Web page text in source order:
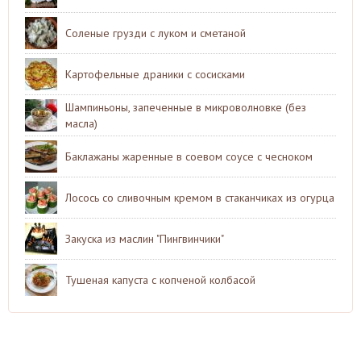
Соленые грузди с луком и сметаной
Картофельные драники с сосисками
Шампиньоны, запеченные в микроволновке (без
масла)
Баклажаны жаренные в соевом соусе с чесноком
Лосось со сливочным кремом в стаканчиках из огурца
Закуска из маслин "Пингвинчики"
Тушеная капуста с копченой колбасой